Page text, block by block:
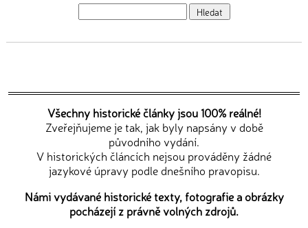
Všechny historické články jsou 100% reálné!
Zveřejňujeme je tak, jak byly napsány v době
původního vydání.
V historických článcích nejsou prováděny žádné
jazykové úpravy podle dnešního pravopisu.
Námi vydávané historické texty, fotografie a obrázky
pocházejí z právně volných zdrojů.